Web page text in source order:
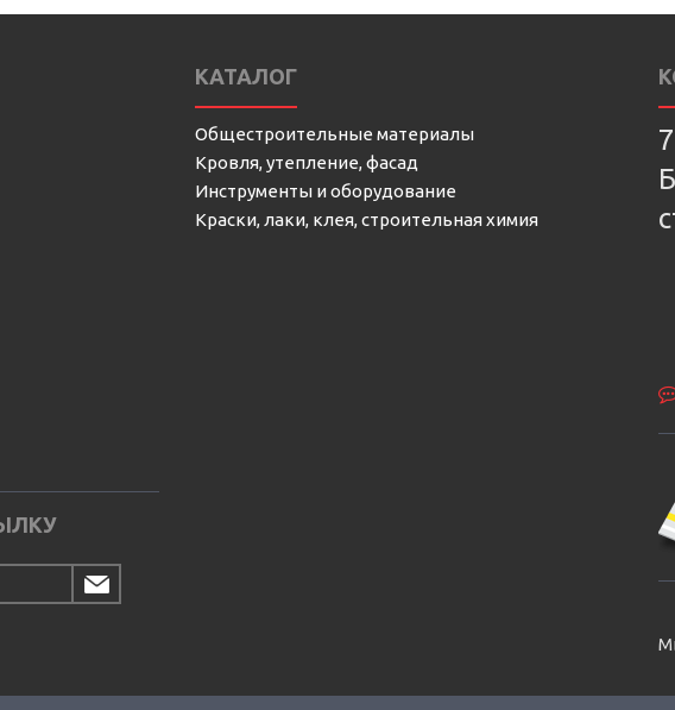
КАТАЛОГ
Общестроительные материалы
Кровля, утепление, фасад
Инструменты и оборудование
Краски, лаки, клея, строительная химия